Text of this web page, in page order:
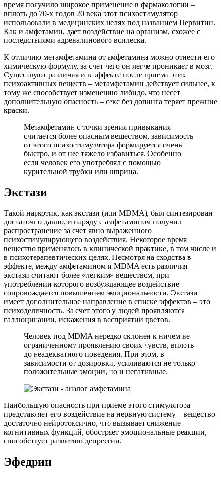
время получило широкое применение в фармакологии –
вплоть до 70-х годов 20 века этот психостимулятор
использовали в медицинских целях под названием Первитин.
Как и амфетамин, дает воздействие на организм, схожее с
последствиями адреналинового всплеска.
К отличию метамфетамина от амфетамина можно отнести его
химическую формулу, за счет чего он легче проникает в мозг.
Существуют различия и в эффекте после приема этих
психоактивных веществ – метамфетамин действует сильнее, к
тому же способствует изменению либидо, что несет
дополнительную опасность – секс без допинга теряет прежние
краски.
Метамфетамин с точки зрения привыкания
считается более опасным веществом, зависимость
от этого психостимулятора формируется очень
быстро, и от нее тяжело избавиться. Особенно
если человек его употреблял с помощью
курительной трубки или шприца.
Экстази
Такой наркотик, как экстази (или MDMA), был синтезирован
достаточно давно, и наряду с амфетамином получил
распространение за счет явно выраженного
психостимулирующего воздействия. Некоторое время
вещество применялось в клинической практике, в том числе и
в психотерапевтических целях. Несмотря на сходства в
эффекте, между амфетамином и MDMA есть различия –
экстази считают более «легким» веществом, при
употреблении которого возбуждающее воздействие
сопровождается повышением эмоциональности. Экстази
имеет дополнительное направление в списке эффектов – это
психоделичность. За счет этого у людей проявляются
галлюцинации, искажения в восприятии цветов.
Человек под MDMA нередко склонен к ничем не
ограниченному проявлению своих чувств, вплоть
до неадекватного поведения. При этом, в
зависимости от дозировки, усиливаются не только
положительные эмоции, но и негативные.
Наибольшую опасность при приеме этого стимулятора
представляет его воздействие на нервную систему – вещество
достаточно нейротоксично, что вызывает снижение
когнитивных функций, обостряет эмоциональные реакции,
способствует развитию депрессии.
Эфедрин